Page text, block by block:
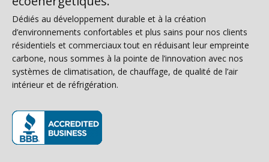
Dédiés au développement durable et à la création
d’environnements confortables et plus sains pour nos clients
résidentiels et commerciaux tout en réduisant leur empreinte
carbone, nous sommes à la pointe de l’innovation avec nos
systèmes de climatisation, de chauffage, de qualité de l’air
intérieur et de réfrigération.